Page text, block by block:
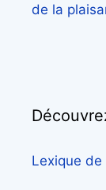
de la
Lexique